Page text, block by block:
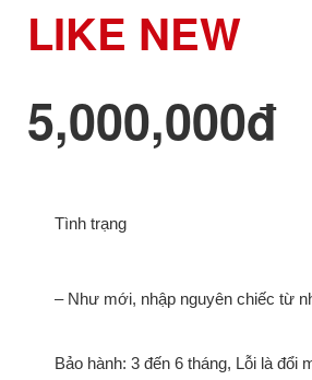
LIKE NEW
5,000,000đ
Tình trạng
– Như mới, nhập nguyên chiếc từ
Bảo hành: 3 đến 6 tháng, Lỗi là đổi